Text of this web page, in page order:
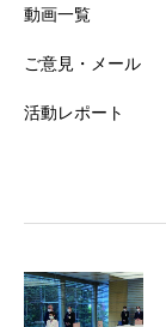
動画一覧
ご意見・メール
活動レポート